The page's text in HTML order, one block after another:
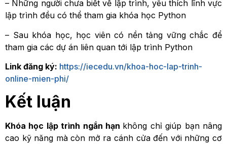
– Những người chưa biết về lập trình, yêu thích lĩnh vực
lập trình đều có thể tham gia khóa học Python
– Sau khóa học, học viên có nền tảng vững chắc để
tham gia các dự án liên quan tới lập trình Python
Link đăng ký: https://iecedu.vn/khoa-hoc-lap-trinh-
online-mien-phi/
Kết luận
Khóa học lập trình ngắn hạn không chỉ giúp bạn nâng
cao kỹ năng mà còn mở ra cánh cửa đến với những cơ